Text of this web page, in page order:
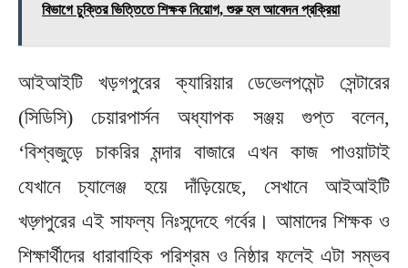
বিভাগে চুক্তির ভিত্তিতে শিক্ষক নিয়োগ, শুরু হল আবেদন প্রক্রিয়া
আইআইটি খড়গপুরের ক্যারিয়ার ডেভেলপমেন্ট সেন্টারের
(সিডিসি) চেয়ারপার্সন অধ্যাপক সঞ্জয় গুপ্ত বলেন,
‘বিশ্বজুড়ে চাকরির মন্দার বাজারে এখন কাজ পাওয়াটাই
যেখানে চ্যালেঞ্জ হয়ে দাঁড়িয়েছে, সেখানে আইআইটি
খড়্গপুরের এই সাফল্য নিঃসন্দেহে গর্বের। আমাদের শিক্ষক ও
শিক্ষার্থীদের ধারাবাহিক পরিশ্রম ও নিষ্ঠার ফলেই এটা সম্ভব